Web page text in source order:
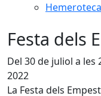
Hemeroteca
Festa dels
Del 30 de juliol a les
2022
La Festa dels